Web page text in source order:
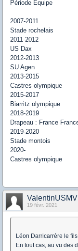
Période Équipe
2007-2011
Stade rochelais
2011-2012
US Dax
2012-2013
SU Agen
2013-2015
Castres olympique
2015-2017
Biarritz olympique
2018-2019
Drapeau : France
2019-2020
Stade montois
2020-
Castres olympique
ValentinUSMV
19 févr. 2021
Léon Darricarrère le
En tout cas, au vu des